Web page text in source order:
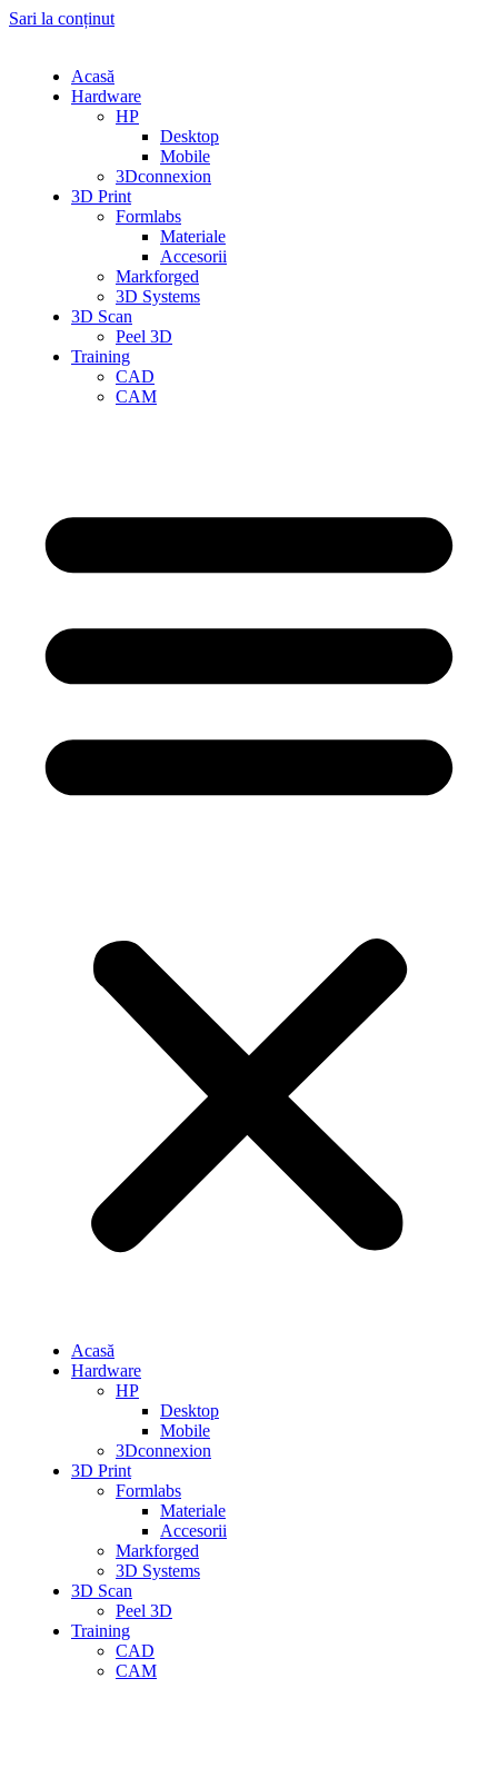
Sari la conținut
Acasă
Hardware
HP
Desktop
Mobile
3Dconnexion
3D Print
Formlabs
Materiale
Accesorii
Markforged
3D Systems
3D Scan
Peel 3D
Training
CAD
CAM
Acasă
Hardware
HP
Desktop
Mobile
3Dconnexion
3D Print
Formlabs
Materiale
Accesorii
Markforged
3D Systems
3D Scan
Peel 3D
Training
CAD
CAM